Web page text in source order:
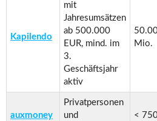
Kapilendo
mit
Jahresumsätzen
ab 500.000
EUR, mind. im
3.
Geschäftsjahr
aktiv
Mio.
auxmoney
Privatpersonen
und
<